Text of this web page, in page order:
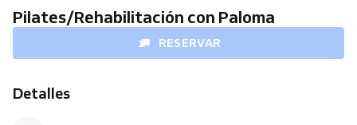
Pilates/Rehabilitación con Paloma
RESERVAR
Detalles